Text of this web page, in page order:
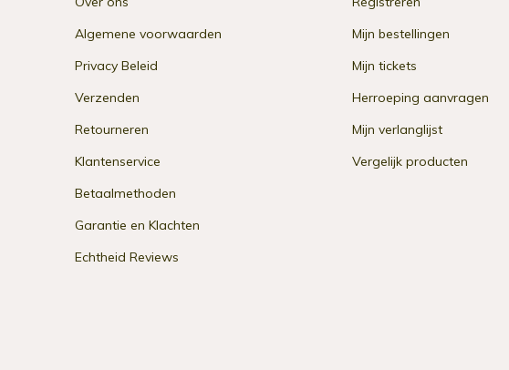
Algemene voorwaarden
Privacy Beleid
Verzenden
Retourneren
Klantenservice
Betaalmethoden
Garantie en Klachten
Echtheid Reviews
Mijn bestellingen
Mijn tickets
Herroeping aanvragen
Mijn verlanglijst
Vergelijk producten